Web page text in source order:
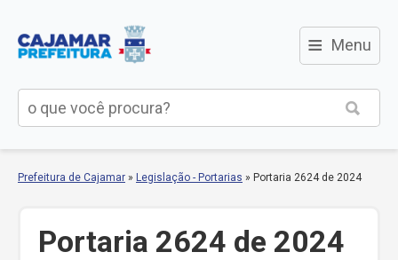
≡ Menu
Prefeitura de Cajamar » Legislação - Portarias » Portaria 2624 de 2024
Portaria 2624 de 2024